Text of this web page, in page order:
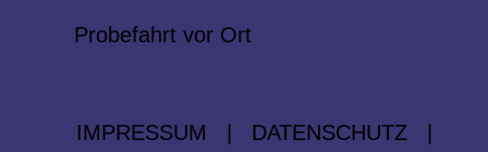
Probefahrt vor Ort
IMPRESSUM DATENSCHUTZ